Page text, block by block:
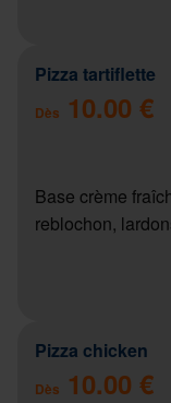
Pizza tartiflette
Dès 10.00 €
Base crème
reblochon,
Pizza chicken
Dès 10.00 €